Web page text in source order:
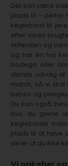
Det kan være
plads til - derfor
keglebord til
efter vores
skifersten og
og har en høj
bodega eller
største udvalg
match, så vi
behov og
Du kan også
hvis du gerne
kegleborde
plads til at have
sikrer at du ikke